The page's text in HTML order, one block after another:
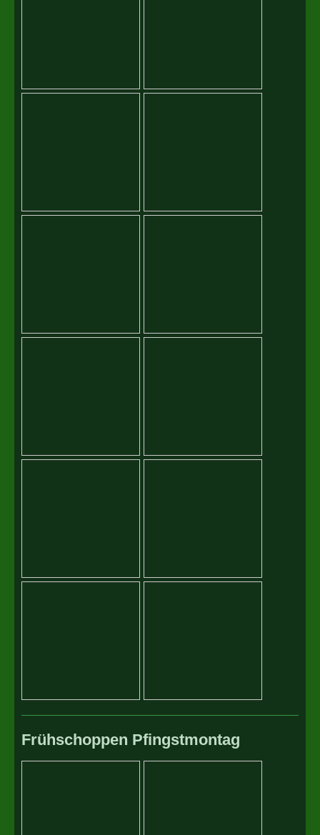
Frühschoppen Pfingstmontag